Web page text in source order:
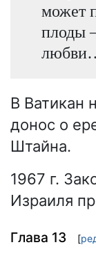
может
плоды
В Ватикан
донос о
Штайна.
1967 г.
Израиля
Глава 13 [